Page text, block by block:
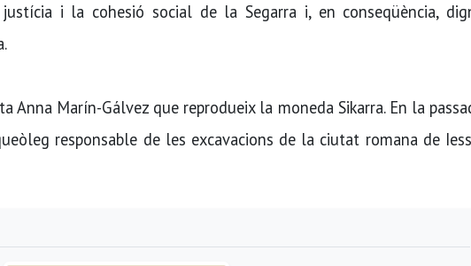
i la cohesió social de la Segarra i, en conseqüència,
Anna Marín-Gálvez que reprodueix la moneda Sikarra. En la
responsable de les excavacions de la ciutat romana de